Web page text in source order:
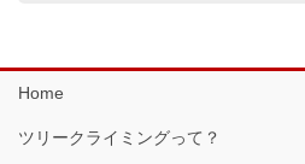
Home
ツリークライミングって？